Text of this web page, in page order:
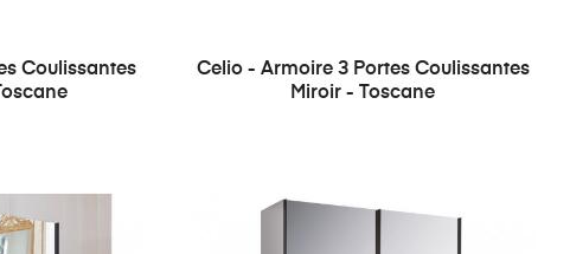
Coulissantes
Celio - Armoire 3 Portes Coulissantes
Miroir - Toscane